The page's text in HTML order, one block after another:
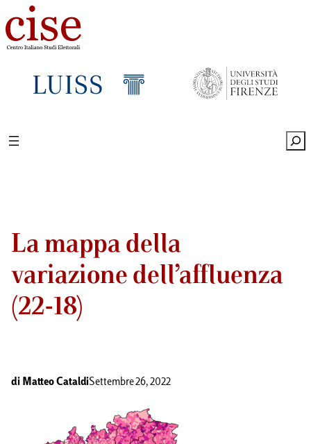
La mappa della
variazione dell’affluenza
(22-18)
di Matteo CataldiSettembre 26, 2022